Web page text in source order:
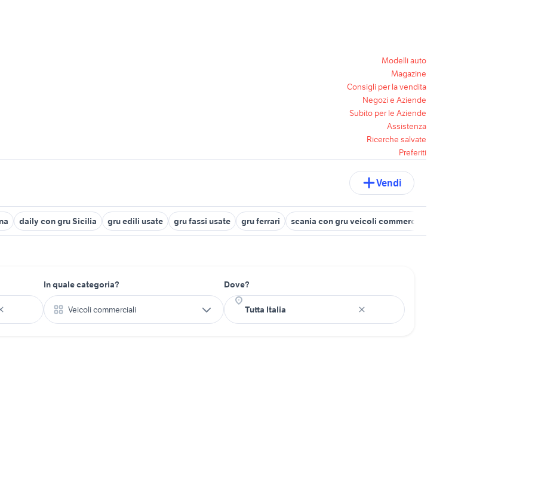
Modelli auto
Magazine
Consigli per la vendita
Negozi e Aziende
Subito per le Aziende
Assistenza
Ricerche salvate
Preferiti
Vendi
daily con gru Sicilia gru edili usate gru fassi usate gru ferrari scania con gru veicoli commerciali
In quale categoria?
Veicoli commerciali
Dove?